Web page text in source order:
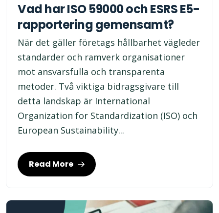
Vad har ISO 59000 och ESRS E5-
rapportering gemensamt?
När det gäller företags hållbarhet vägleder
standarder och ramverk organisationer
mot ansvarsfulla och transparenta
metoder. Två viktiga bidragsgivare till
detta landskap är International
Organization for Standardization (ISO) och
European Sustainability...
Read More